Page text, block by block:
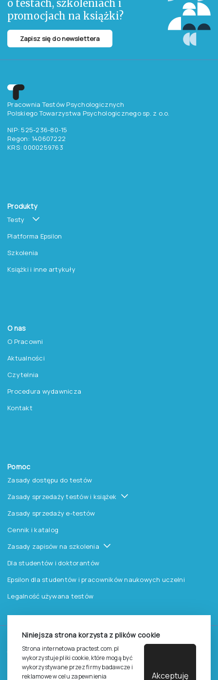
Niniejsza strona korzysta z plików cookie
Strona internetowa practest.com.pl
wykorzystuje pliki cookie, które mogą być
wykorzystywane przez firmy badawcze i
reklamowe w celu zapewnienia
Akceptuję
o testach, szkoleniach i
promocjach na książki?
Zapisz się do newslettera
Pracownia Testów Psychologicznych
Polskiego Towarzystwa Psychologicznego sp. z o.o.
NIP: 525-236-80-15
Regon: 140607222
KRS: 0000259763
Produkty
Testy
Platforma Epsilon
Szkolenia
Książki i inne artykuły
O nas
O Pracowni
Aktualności
Czytelnia
Procedura wydawnicza
Kontakt
Pomoc
Zasady dostępu do testów
Zasady sprzedaży testów i książek
Zasady sprzedaży e-testów
Cennik i katalog
Zasady zapisów na szkolenia
Dla studentów i doktorantów
Epsilon dla studentów i pracowników naukowych uczelni
Legalność używana testów
2026
Pracownia Testów Psychologicznych Polskiego
Towarzystwa Psychologicznego sp. z o.o.
Wszelkie prawa zastrzeżone.